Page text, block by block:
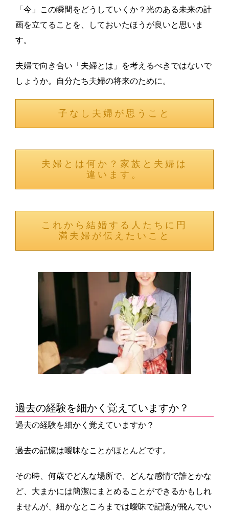
「今」この瞬間をどうしていくか？光のある未来の計
画を立てることを、しておいたほうが良いと思いま
す。
夫婦で向き合い「夫婦とは」を考えるべきではないで
しょうか。自分たち夫婦の将来のために。
子なし夫婦が思うこと
夫婦とは何か？家族と夫婦は
違います。
これから結婚する人たちに円
満夫婦が伝えたいこと
過去の経験を細かく覚えていますか？
過去の経験を細かく覚えていますか？
過去の記憶は曖昧なことがほとんどです。
その時、何歳でどんな場所で、どんな感情で誰とかな
ど、大まかには簡潔にまとめることができるかもしれ
ませんが、細かなところまでは曖昧で記憶が飛んでい